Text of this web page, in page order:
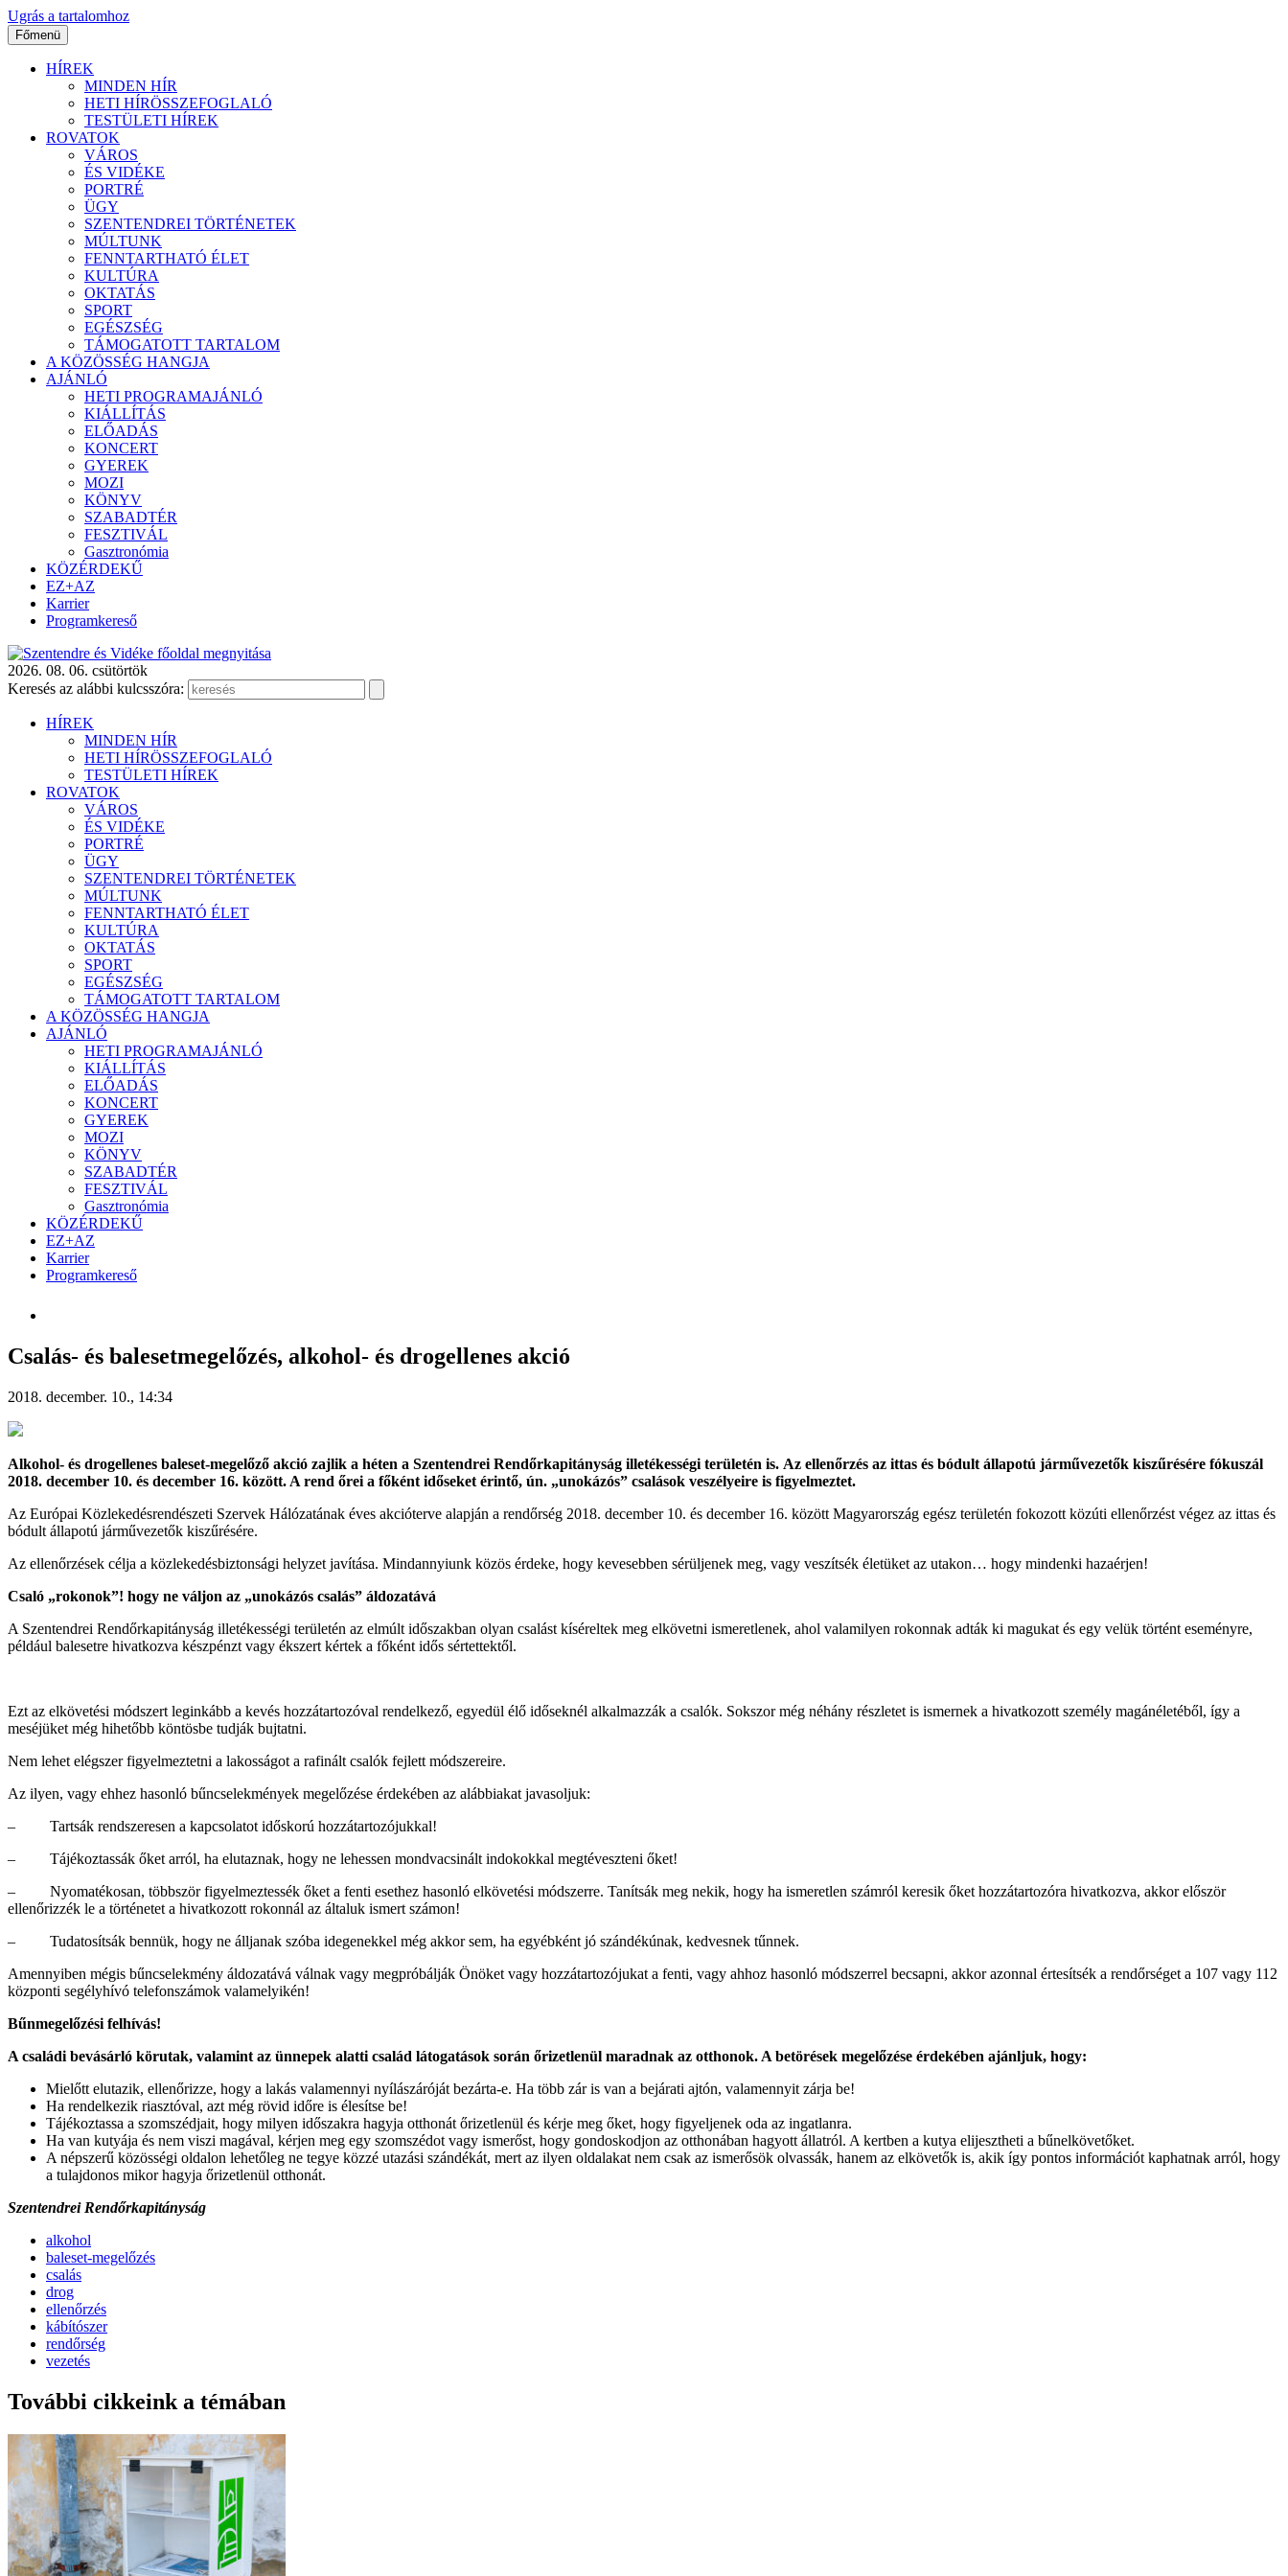
Ugrás a tartalomhoz
Főmenü
HÍREK
MINDEN HÍR
HETI HÍRÖSSZEFOGLALÓ
TESTÜLETI HÍREK
ROVATOK
VÁROS
ÉS VIDÉKE
PORTRÉ
ÜGY
SZENTENDREI TÖRTÉNETEK
MÚLTUNK
FENNTARTHATÓ ÉLET
KULTÚRA
OKTATÁS
SPORT
EGÉSZSÉG
TÁMOGATOTT TARTALOM
A KÖZÖSSÉG HANGJA
AJÁNLÓ
HETI PROGRAMAJÁNLÓ
KIÁLLÍTÁS
ELŐADÁS
KONCERT
GYEREK
MOZI
KÖNYV
SZABADTÉR
FESZTIVÁL
Gasztronómia
KÖZÉRDEKŰ
EZ+AZ
Karrier
Programkereső
2026. 08. 06. csütörtök
Keresés az alábbi kulcsszóra:
HÍREK
MINDEN HÍR
HETI HÍRÖSSZEFOGLALÓ
TESTÜLETI HÍREK
ROVATOK
VÁROS
ÉS VIDÉKE
PORTRÉ
ÜGY
SZENTENDREI TÖRTÉNETEK
MÚLTUNK
FENNTARTHATÓ ÉLET
KULTÚRA
OKTATÁS
SPORT
EGÉSZSÉG
TÁMOGATOTT TARTALOM
A KÖZÖSSÉG HANGJA
AJÁNLÓ
HETI PROGRAMAJÁNLÓ
KIÁLLÍTÁS
ELŐADÁS
KONCERT
GYEREK
MOZI
KÖNYV
SZABADTÉR
FESZTIVÁL
Gasztronómia
KÖZÉRDEKŰ
EZ+AZ
Karrier
Programkereső
Csalás- és balesetmegelőzés, alkohol- és drogellenes akció
2018. december. 10., 14:34
Alkohol- és drogellenes baleset-megelőző akció zajlik a héten a Szentendrei Rendőrkapitányság illetékességi területén is. Az ellenőrzés az ittas és bódult állapotú járművezetők kiszűrésére fókuszál
2018. december 10. és december 16. között. A rend őrei a főként időseket érintő, ún. „unokázós” csalások veszélyeire is figyelmeztet.
Az Európai Közlekedésrendészeti Szervek Hálózatának éves akcióterve alapján a rendőrség 2018. december 10. és december 16. között Magyarország egész területén fokozott közúti ellenőrzést végez az ittas és
bódult állapotú járművezetők kiszűrésére.
Az ellenőrzések célja a közlekedésbiztonsági helyzet javítása. Mindannyiunk közös érdeke, hogy kevesebben sérüljenek meg, vagy veszítsék életüket az utakon… hogy mindenki hazaérjen!
Csaló „rokonok”! hogy ne váljon az „unokázós csalás” áldozatává
A Szentendrei Rendőrkapitányság illetékességi területén az elmúlt időszakban olyan csalást kíséreltek meg elkövetni ismeretlenek, ahol valamilyen rokonnak adták ki magukat és egy velük történt eseményre,
például balesetre hivatkozva készpénzt vagy ékszert kértek a főként idős sértettektől.
Ezt az elkövetési módszert leginkább a kevés hozzátartozóval rendelkező, egyedül élő időseknél alkalmazzák a csalók. Sokszor még néhány részletet is ismernek a hivatkozott személy magánéletéből, így a
meséjüket még hihetőbb köntösbe tudják bujtatni.
Nem lehet elégszer figyelmeztetni a lakosságot a rafinált csalók fejlett módszereire.
Az ilyen, vagy ehhez hasonló bűncselekmények megelőzése érdekében az alábbiakat javasoljuk:
– Tartsák rendszeresen a kapcsolatot időskorú hozzátartozójukkal!
– Tájékoztassák őket arról, ha elutaznak, hogy ne lehessen mondvacsinált indokokkal megtéveszteni őket!
– Nyomatékosan, többször figyelmeztessék őket a fenti esethez hasonló elkövetési módszerre. Tanítsák meg nekik, hogy ha ismeretlen számról keresik őket hozzátartozóra hivatkozva, akkor először
ellenőrizzék le a történetet a hivatkozott rokonnál az általuk ismert számon!
– Tudatosítsák bennük, hogy ne álljanak szóba idegenekkel még akkor sem, ha egyébként jó szándékúnak, kedvesnek tűnnek.
Amennyiben mégis bűncselekmény áldozatává válnak vagy megpróbálják Önöket vagy hozzátartozójukat a fenti, vagy ahhoz hasonló módszerrel becsapni, akkor azonnal értesítsék a rendőrséget a 107 vagy 112
központi segélyhívó telefonszámok valamelyikén!
Bűnmegelőzési felhívás!
A családi bevásárló körutak, valamint az ünnepek alatti család látogatások során őrizetlenül maradnak az otthonok. A betörések megelőzése érdekében ajánljuk, hogy:
Mielőtt elutazik, ellenőrizze, hogy a lakás valamennyi nyílászáróját bezárta-e. Ha több zár is van a bejárati ajtón, valamennyit zárja be!
Ha rendelkezik riasztóval, azt még rövid időre is élesítse be!
Tájékoztassa a szomszédjait, hogy milyen időszakra hagyja otthonát őrizetlenül és kérje meg őket, hogy figyeljenek oda az ingatlanra.
Ha van kutyája és nem viszi magával, kérjen meg egy szomszédot vagy ismerőst, hogy gondoskodjon az otthonában hagyott állatról. A kertben a kutya elijesztheti a bűnelkövetőket.
A népszerű közösségi oldalon lehetőleg ne tegye közzé utazási szándékát, mert az ilyen oldalakat nem csak az ismerősök olvassák, hanem az elkövetők is, akik így pontos információt kaphatnak arról, hogy
a tulajdonos mikor hagyja őrizetlenül otthonát.
Szentendrei Rendőrkapitányság
alkohol
baleset-megelőzés
csalás
drog
ellenőrzés
kábítószer
rendőrség
vezetés
További cikkeink a témában